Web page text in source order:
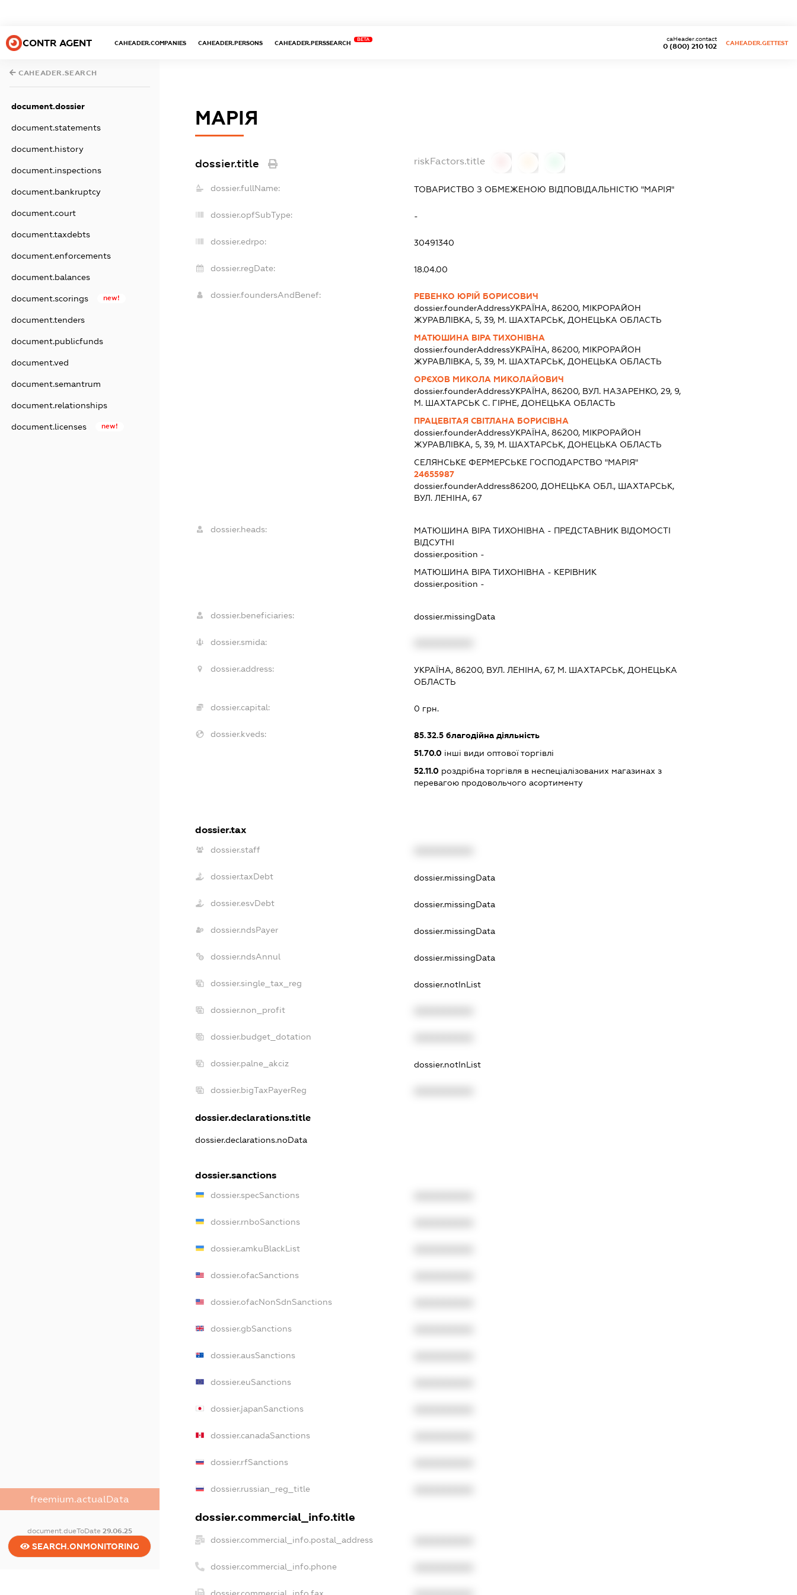
CONTR AGENT CAHEADER.COMPANIES CAHEADER.PERSONS CAHEADER.PERSSEARCH
BETA
0 (800) 210 102
caHeader.contact
CAHEADER.GETTEST
CAHEADER.SEARCH
document.dossier
document.statements
document.history
document.inspections
document.bankruptcy
document.court
document.taxdebts
document.enforcements
document.balances
document.scorings new!
document.tenders
document.publicfunds
document.ved
document.semantrum
document.relationships
document.licenses new!
freemium.actualData
document.dueToDate 29.06.25
SEARCH.ONMONITORING
МАРІЯ
dossier.title riskFactors.title
dossier.fullName: ТОВАРИСТВО З ОБМЕЖЕНОЮ ВІДПОВІДАЛЬНІСТЮ "МАРІЯ"
dossier.opfSubType: -
dossier.edrpo: 30491340
dossier.regDate: 18.04.00
dossier.foundersAndBenef:
РЕВЕНКО ЮРІЙ БОРИСОВИЧ
dossier.founderAddressУКРАЇНА, 86200, МІКРОРАЙОН
ЖУРАВЛІВКА, 5, 39, М. ШАХТАРСЬК, ДОНЕЦЬКА ОБЛАСТЬ
МАТЮШИНА ВІРА ТИХОНІВНА
dossier.founderAddressУКРАЇНА, 86200, МІКРОРАЙОН
ЖУРАВЛІВКА, 5, 39, М. ШАХТАРСЬК, ДОНЕЦЬКА ОБЛАСТЬ
ОРЄХОВ МИКОЛА МИКОЛАЙОВИЧ
dossier.founderAddressУКРАЇНА, 86200, ВУЛ. НАЗАРЕНКО, 29, 9,
М. ШАХТАРСЬК С. ГІРНЕ, ДОНЕЦЬКА ОБЛАСТЬ
ПРАЦЕВІТАЯ СВІТЛАНА БОРИСІВНА
dossier.founderAddressУКРАЇНА, 86200, МІКРОРАЙОН
ЖУРАВЛІВКА, 5, 39, М. ШАХТАРСЬК, ДОНЕЦЬКА ОБЛАСТЬ
СЕЛЯНСЬКЕ ФЕРМЕРСЬКЕ ГОСПОДАРСТВО "МАРІЯ"
24655987
dossier.founderAddress86200, ДОНЕЦЬКА ОБЛ., ШАХТАРСЬК,
ВУЛ. ЛЕНІНА, 67
dossier.heads: МАТЮШИНА ВІРА ТИХОНІВНА - ПРЕДСТАВНИК ВІДОМОСТІ
ВІДСУТНІ
dossier.position -
МАТЮШИНА ВІРА ТИХОНІВНА - КЕРІВНИК
dossier.position -
dossier.beneficiaries: dossier.missingData
dossier.smida:
dossier.address:
УКРАЇНА, 86200, ВУЛ. ЛЕНІНА, 67, М. ШАХТАРСЬК, ДОНЕЦЬКА
ОБЛАСТЬ
dossier.capital: 0 грн.
dossier.kveds: 85.32.5 благодійна діяльність
51.70.0 інші види оптової торгівлі
52.11.0 роздрібна торгівля в неспеціалізованих магазинах з
перевагою продовольчого асортименту
dossier.tax
dossier.staff
dossier.taxDebt dossier.missingData
dossier.esvDebt dossier.missingData
dossier.ndsPayer dossier.missingData
dossier.ndsAnnul dossier.missingData
dossier.single_tax_reg dossier.notInList
dossier.non_profit
dossier.budget_dotation
dossier.palne_akciz dossier.notInList
dossier.bigTaxPayerReg
dossier.declarations.title
dossier.declarations.noData
dossier.sanctions
dossier.specSanctions
dossier.rnboSanctions
dossier.amkuBlackList
dossier.ofacSanctions
dossier.ofacNonSdnSanctions
dossier.gbSanctions
dossier.ausSanctions
dossier.euSanctions
dossier.japanSanctions
dossier.canadaSanctions
dossier.rfSanctions
dossier.russian_reg_title
dossier.commercial_info.title
dossier.commercial_info.postal_address
dossier.commercial_info.phone
dossier.commercial_info.fax